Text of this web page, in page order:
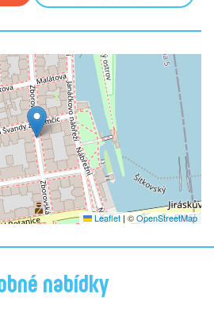
Leaflet | ©OpenStreetMap
nabídky